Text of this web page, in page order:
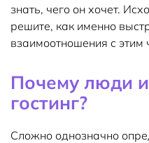
знать, чего он хочет.
решите, как именно
взаимоотношения с этим
Почему люди
гостинг?
Сложно однозначно